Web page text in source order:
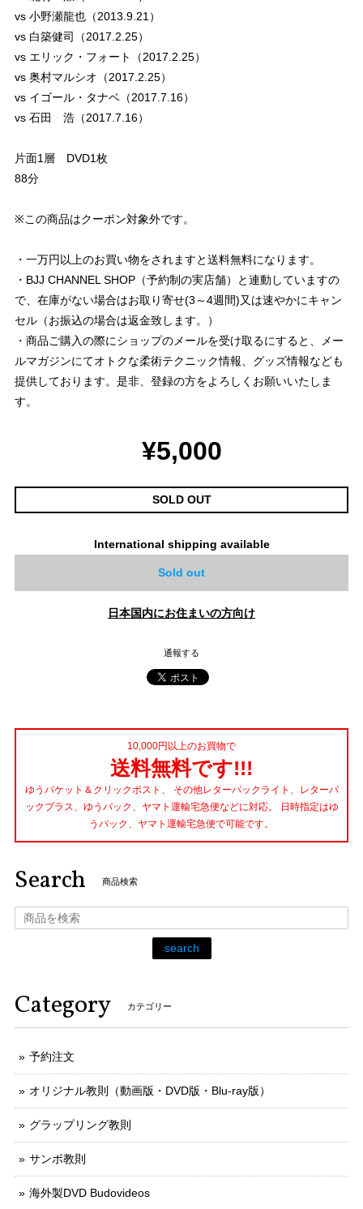
vs 小野瀬龍也（2013.9.21）
vs 白築健司（2017.2.25）
vs エリック・フォート（2017.2.25）
vs 奥村マルシオ（2017.2.25）
vs イゴール・タナベ（2017.7.16）
vs 石田 浩（2017.7.16）
片面1層 DVD1枚
88分
※この商品はクーポン対象外です。
・一万円以上のお買い物をされますと送料無料になります。
・BJJ CHANNEL SHOP（予約制の実店舗）と連動していますの
で、在庫がない場合はお取り寄せ(3～4週間)又は速やかにキャン
セル（お振込の場合は返金致します。）
・商品ご購入の際にショップのメールを受け取るにすると、メー
ルマガジンにてオトクな柔術テクニック情報、グッズ情報なども
提供しております。是非、登録の方をよろしくお願いいたしま
す。
¥5,000
SOLD OUT
International shipping available
Sold out
日本国内にお住まいの方向け
通報する
10,000円以上のお買物で
送料無料です!!!
ゆうパケット＆クリックポスト、 その他レターパックライト、レターパ
ックプラス、ゆうパック、ヤマト運輸宅急便などに対応。 日時指定はゆ
うパック、ヤマト運輸宅急便で可能です。
Search 商品検索
search
Category カテゴリー
予約注文
オリジナル教則（動画版・DVD版・Blu-ray版）
グラップリング教則
サンボ教則
海外製DVD Budovideos